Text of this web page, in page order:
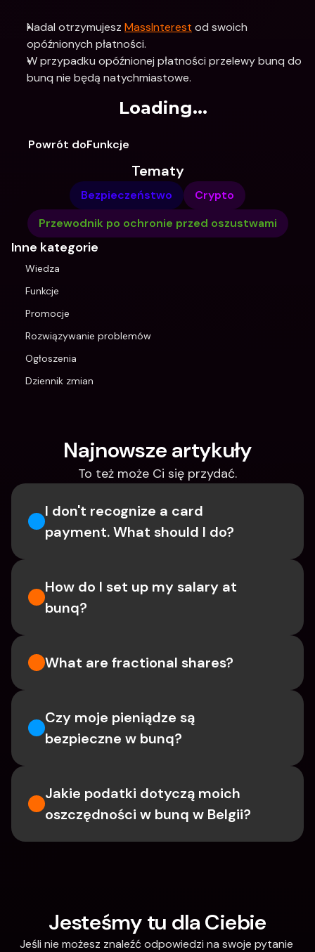
Nadal otrzymujesz MassInterest od swoich
opóźnionych płatności.
W przypadku opóźnionej płatności przelewy bunq do
bunq nie będą natychmiastowe.
Loading...
Powrót doFunkcje
Tematy
Bezpieczeństwo
Crypto
Przewodnik po ochronie przed oszustwami
Inne kategorie
Wiedza
Funkcje
Promocje
Rozwiązywanie problemów
Ogłoszenia
Dziennik zmian
Najnowsze artykuły
To też może Ci się przydać.
I don't recognize a card
payment. What should I do?
How do I set up my salary at
bunq?
What are fractional shares?
Czy moje pieniądze są
bezpieczne w bunq?
Jakie podatki dotyczą moich
oszczędności w bunq w Belgii?
Jesteśmy tu dla Ciebie
Jeśli nie możesz znaleźć odpowiedzi na swoje pytanie